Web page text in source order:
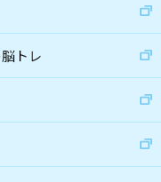
トレ